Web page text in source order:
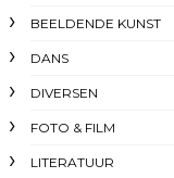
BEELDENDE KUNST
DANS
DIVERSEN
FOTO & FILM
LITERATUUR